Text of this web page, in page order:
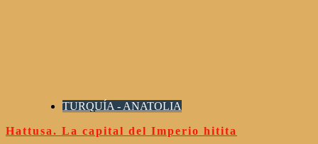
TURQUÍA - ANATOLIA
Hattusa. La capital del Imperio hitita